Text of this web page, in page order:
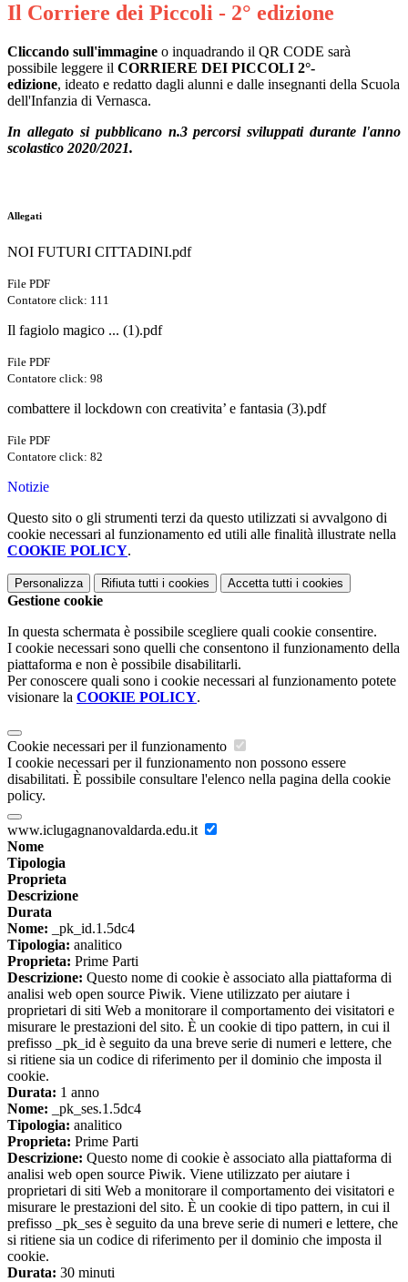
Il Corriere dei Piccoli - 2° edizione
Cliccando sull'immagine o inquadrando il QR CODE sarà
possibile leggere il CORRIERE DEI PICCOLI 2°-
edizione, ideato e redatto dagli alunni e dalle insegnanti della Scuola
dell'Infanzia di Vernasca.
In allegato si pubblicano n.3 percorsi sviluppati durante l'anno
scolastico 2020/2021.
Allegati
NOI FUTURI CITTADINI.pdf
File PDF
Contatore click: 111
Il fagiolo magico ... (1).pdf
File PDF
Contatore click: 98
combattere il lockdown con creativita’ e fantasia (3).pdf
File PDF
Contatore click: 82
Notizie
Questo sito o gli strumenti terzi da questo utilizzati si avvalgono di
cookie necessari al funzionamento ed utili alle finalità illustrate nella
COOKIE POLICY.
Personalizza Rifiuta tutti i cookies Accetta tutti i cookies
Gestione cookie
In questa schermata è possibile scegliere quali cookie consentire.
I cookie necessari sono quelli che consentono il funzionamento della
piattaforma e non è possibile disabilitarli.
Per conoscere quali sono i cookie necessari al funzionamento potete
visionare la COOKIE POLICY.
Cookie necessari per il funzionamento
I cookie necessari per il funzionamento non possono essere
disabilitati. È possibile consultare l'elenco nella pagina della cookie
policy.
www.iclugagnanovaldarda.edu.it
Nome
Tipologia
Proprieta
Descrizione
Durata
Nome: _pk_id.1.5dc4
Tipologia: analitico
Proprieta: Prime Parti
Descrizione: Questo nome di cookie è associato alla piattaforma di
analisi web open source Piwik. Viene utilizzato per aiutare i
proprietari di siti Web a monitorare il comportamento dei visitatori e
misurare le prestazioni del sito. È un cookie di tipo pattern, in cui il
prefisso _pk_id è seguito da una breve serie di numeri e lettere, che
si ritiene sia un codice di riferimento per il dominio che imposta il
cookie.
Durata: 1 anno
Nome: _pk_ses.1.5dc4
Tipologia: analitico
Proprieta: Prime Parti
Descrizione: Questo nome di cookie è associato alla piattaforma di
analisi web open source Piwik. Viene utilizzato per aiutare i
proprietari di siti Web a monitorare il comportamento dei visitatori e
misurare le prestazioni del sito. È un cookie di tipo pattern, in cui il
prefisso _pk_ses è seguito da una breve serie di numeri e lettere, che
si ritiene sia un codice di riferimento per il dominio che imposta il
cookie.
Durata: 30 minuti